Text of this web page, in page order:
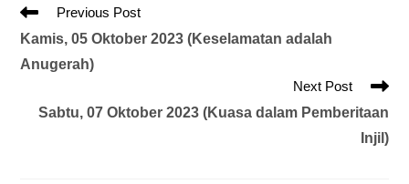
Previous Post
Kamis, 05 Oktober 2023 (Keselamatan adalah
Anugerah)
Next Post
Sabtu, 07 Oktober 2023 (Kuasa dalam Pemberitaan
Injil)